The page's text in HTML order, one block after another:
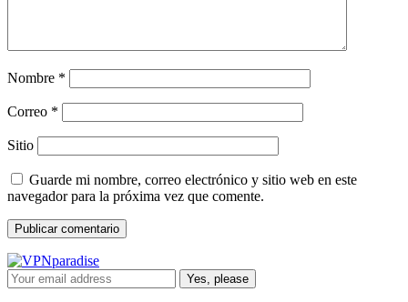
Nombre *
Correo *
Sitio
Guarde mi nombre, correo electrónico y sitio web en este
navegador para la próxima vez que comente.
Yes, please